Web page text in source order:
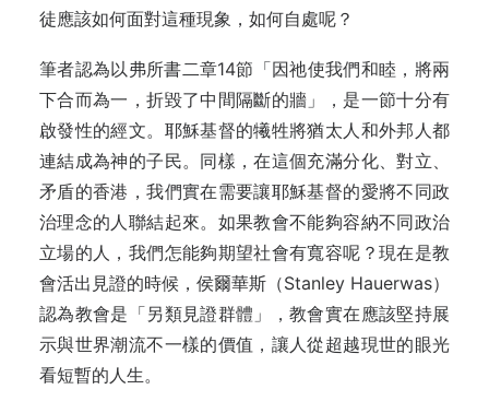
徒應該如何面對這種現象，如何自處呢？
筆者認為以弗所書二章14節「因祂使我們和睦，將兩
下合而為一，折毀了中間隔斷的牆」，是一節十分有
啟發性的經文。耶穌基督的犧牲將猶太人和外邦人都
連結成為神的子民。同樣，在這個充滿分化、對立、
矛盾的香港，我們實在需要讓耶穌基督的愛將不同政
治理念的人聯結起來。如果教會不能夠容納不同政治
立場的人，我們怎能夠期望社會有寬容呢？現在是教
會活出見證的時候，侯爾華斯（Stanley Hauerwas）
認為教會是「另類見證群體」，教會實在應該堅持展
示與世界潮流不一樣的價值，讓人從超越現世的眼光
看短暫的人生。